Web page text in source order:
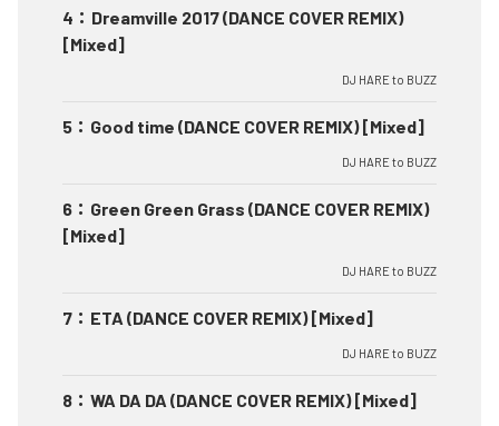
4 ： Dreamville 2017 (DANCE COVER REMIX)
[Mixed]
DJ HARE to BUZZ
5 ： Good time (DANCE COVER REMIX) [Mixed]
DJ HARE to BUZZ
6 ： Green Green Grass (DANCE COVER REMIX)
[Mixed]
DJ HARE to BUZZ
7 ： ETA (DANCE COVER REMIX) [Mixed]
DJ HARE to BUZZ
8 ： WA DA DA (DANCE COVER REMIX) [Mixed]